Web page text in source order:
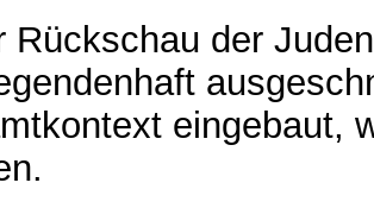
Rückschau der
eingebaut,